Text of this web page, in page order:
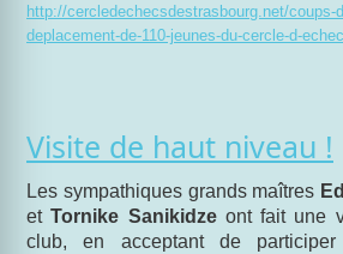
http://cercledechecsdestrasbourg.net/coups-
deplacement-de-110-jeunes-du-cercle-d-
Visite de haut niveau !
Les sympathiques grands maîtres
etTornike Sanikidzeont fait une
club, en acceptant de